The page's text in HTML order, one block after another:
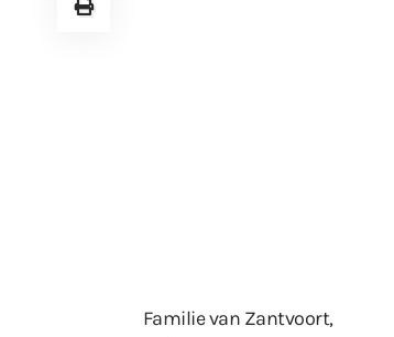
Familie van Zantvoort,